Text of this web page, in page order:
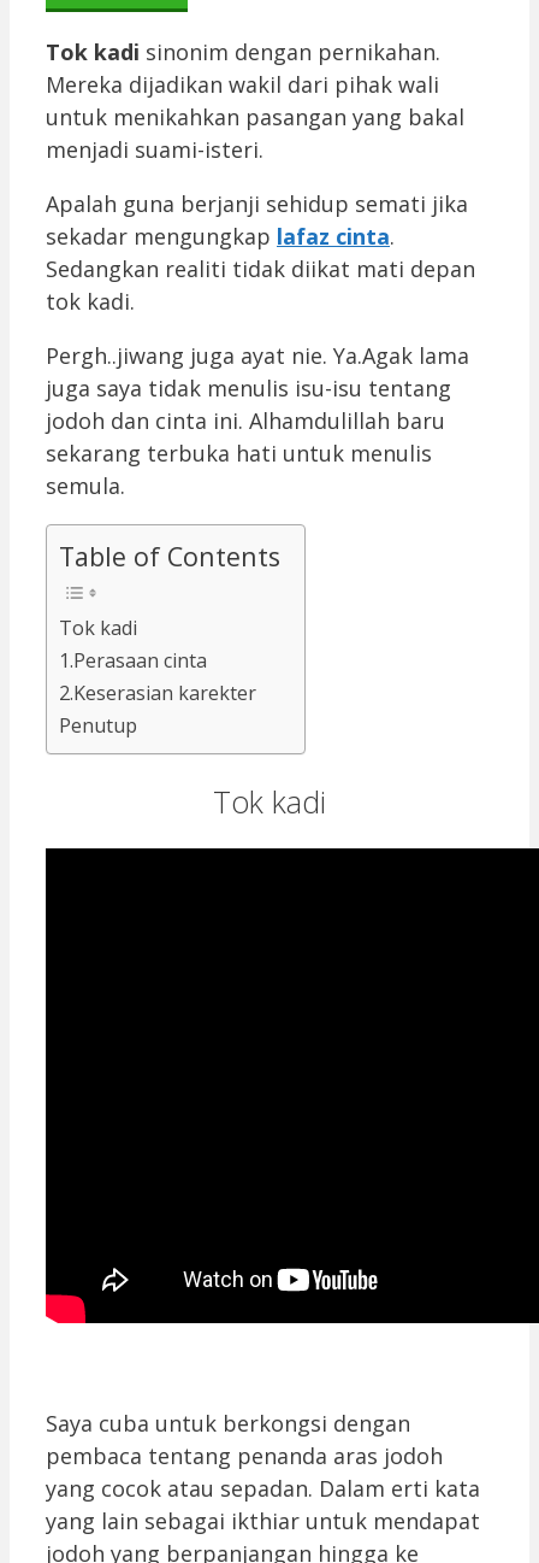
Tok kadi sinonim dengan pernikahan.
Mereka dijadikan wakil dari pihak wali
untuk menikahkan pasangan yang bakal
menjadi suami-isteri.
Apalah guna berjanji sehidup semati jika
sekadar mengungkap lafaz cinta.
Sedangkan realiti tidak diikat mati depan
tok kadi.
Pergh..jiwang juga ayat nie. Ya.Agak lama
juga saya tidak menulis isu-isu tentang
jodoh dan cinta ini. Alhamdulillah baru
sekarang terbuka hati untuk menulis
semula.
Table of Contents
Tok kadi
1.Perasaan cinta
2.Keserasian karekter
Penutup
Tok kadi
Saya cuba untuk berkongsi dengan
pembaca tentang penanda aras jodoh
yang cocok atau sepadan. Dalam erti kata
yang lain sebagai ikthiar untuk mendapat
jodoh yang berpanjangan hingga ke